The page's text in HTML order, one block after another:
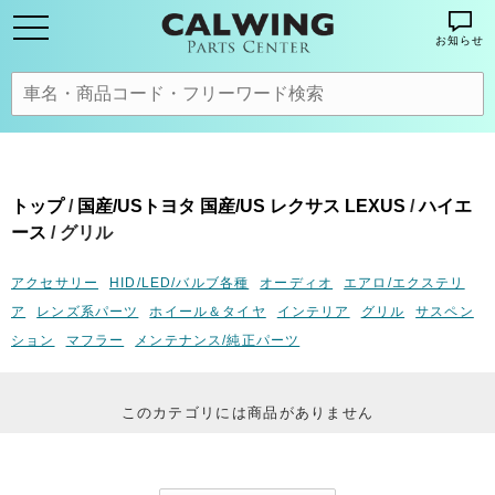
お知らせ
トップ/ 国産/USトヨタ 国産/US レクサス LEXUS /ハイエ
ース / グリル
アクセサリー HID/LED/バルブ各種 オーディオ
エアロ/エクステリ
ア
レンズ系パーツ ホイール＆タイヤ インテリア グリル
サスペン
ション
マフラー メンテナンス/純正パーツ
このカテゴリには商品がありません